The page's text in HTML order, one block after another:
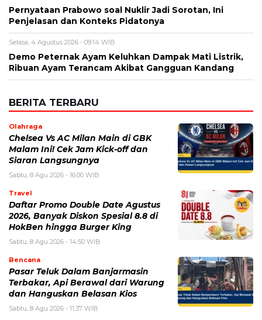
Pernyataan Prabowo soal Nuklir Jadi Sorotan, Ini
Penjelasan dan Konteks Pidatonya
Selasa, 4 Agustus 2026 - 09:14 WIB
Demo Peternak Ayam Keluhkan Dampak Mati Listrik,
Ribuan Ayam Terancam Akibat Gangguan Kandang
BERITA TERBARU
Olahraga
Chelsea Vs AC Milan Main di GBK
Malam Ini! Cek Jam Kick-off dan
Siaran Langsungnya
Sabtu, 8 Agu 2026 - 16:00 WIB
Travel
Daftar Promo Double Date Agustus
2026, Banyak Diskon Spesial 8.8 di
HokBen hingga Burger King ‎
Sabtu, 8 Agu 2026 - 14:50 WIB
Bencana
Pasar Teluk Dalam Banjarmasin
Terbakar, Api Berawal dari Warung
dan Hanguskan Belasan Kios
Sabtu, 8 Agu 2026 - 11:37 WIB